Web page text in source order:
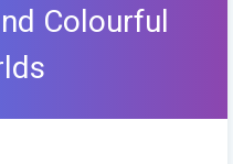
Colourful